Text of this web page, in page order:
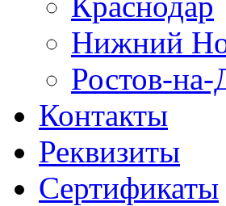
Нижний
Ростов-
Контакты
Реквизиты
Сертификаты